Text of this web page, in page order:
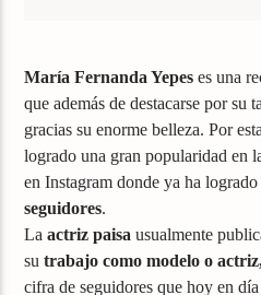
María Fernanda Yepeses una
que además de destacarse por su
gracias su enorme belleza. Por
logrado una gran popularidad en
en Instagram donde ya ha
seguidores.
Laactriz paisausualmente
sutrabajo como modelo o
cifra de seguidores que hoy en día